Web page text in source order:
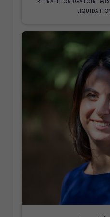
RETRAITE OBLIGATOIRE